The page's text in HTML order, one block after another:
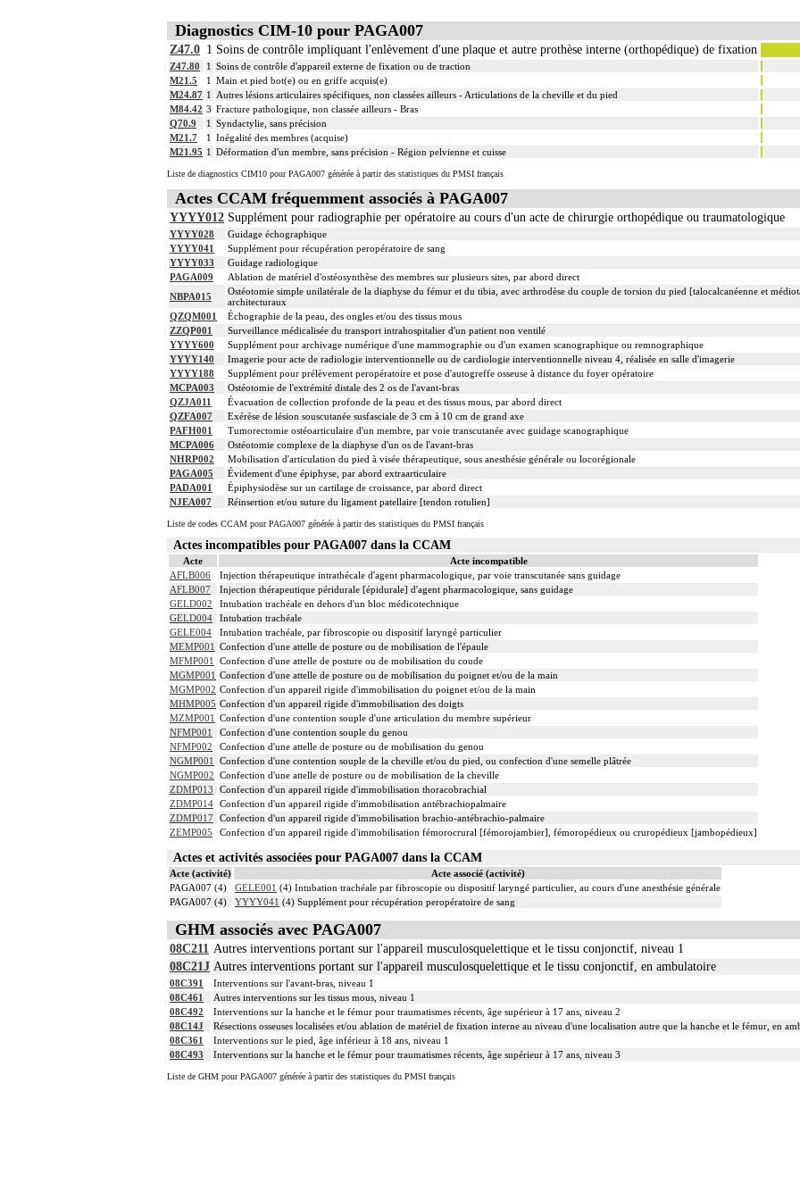
Diagnostics CIM-10 pour PAGA007
Z47.0 1 Soins de contrôle impliquant l'enlèvement d'une plaque et autre prothèse interne (orthopédique) de fixation
Z47.80 1 Soins de contrôle d'appareil externe de fixation ou de traction
M21.5
1 Main et pied bot(e) ou en griffe acquis(e)
M24.87 1
Autres lésions articulaires spécifiques, non classées ailleurs - Articulations de la cheville et du pied
M84.42 3 Fracture pathologique, non classée ailleurs - Bras
Q70.9
1 Syndactylie, sans précision
M21.7
1 Inégalité des membres (acquise)
M21.95 1 Déformation d'un membre, sans précision - Région pelvienne et cuisse
Liste de diagnostics CIM10 pour PAGA007 générée à partir des statistiques du PMSI français
Actes CCAM fréquemment associés à PAGA007
YYYY012 Supplément pour radiographie per opératoire au cours d'un acte de chirurgie orthopédique ou traumatologique
YYYY028
Guidage échographique
YYYY041
Supplément pour récupération peropératoire de sang
YYYY033
Guidage radiologique
PAGA009
Ablation de matériel d'ostéosynthèse des membres sur plusieurs sites, par abord direct
NBPA015
Ostéotomie simple unilatérale de la diaphyse du fémur et du tibia, avec arthrodèse du couple de torsion du pied [talocalcanéenne et
architecturaux
QZQM001
Échographie de la peau, des ongles et/ou des tissus mous
ZZQP001
Surveillance médicalisée du transport intrahospitalier d'un patient non ventilé
YYYY600
Supplément pour archivage numérique d'une mammographie ou d'un examen scanographique ou remnographique
YYYY140
Imagerie pour acte de radiologie interventionnelle ou de cardiologie interventionnelle niveau 4, réalisée en salle d'imagerie
YYYY188
Supplément pour prélèvement peropératoire et pose d'autogreffe osseuse à distance du foyer opératoire
MCPA003
Ostéotomie de l'extrémité distale des 2 os de l'avant-bras
QZJA011
Évacuation de collection profonde de la peau et des tissus mous, par abord direct
QZFA007
Exérèse de lésion souscutanée susfasciale de 3 cm à 10 cm de grand axe
PAFH001
Tumorectomie ostéoarticulaire d'un membre, par voie transcutanée avec guidage scanographique
MCPA006
Ostéotomie complexe de la diaphyse d'un os de l'avant-bras
NHRP002
Mobilisation d'articulation du pied à visée thérapeutique, sous anesthésie générale ou locorégionale
PAGA005
Évidement d'une épiphyse, par abord extraarticulaire
PADA001
Épiphysiodèse sur un cartilage de croissance, par abord direct
NJEA007
Réinsertion et/ou suture du ligament patellaire [tendon rotulien]
Liste de codes CCAM pour PAGA007 générée à partir des statistiques du PMSI français
Actes incompatibles pour PAGA007 dans la CCAM
Acte
Acte incompatible
AFLB006
Injection thérapeutique intrathécale d'agent pharmacologique, par voie transcutanée sans guidage
AFLB007
Injection thérapeutique péridurale [épidurale] d'agent pharmacologique, sans guidage
GELD002
Intubation trachéale en dehors d'un bloc médicotechnique
GELD004
Intubation trachéale
GELE004
Intubation trachéale, par fibroscopie ou dispositif laryngé particulier
MEMP001 Confection d'une attelle de posture ou de mobilisation de l'épaule
MFMP001 Confection d'une attelle de posture ou de mobilisation du coude
MGMP001 Confection d'une attelle de posture ou de mobilisation du poignet et/ou de la main
MGMP002 Confection d'un appareil rigide d'immobilisation du poignet et/ou de la main
MHMP005 Confection d'un appareil rigide d'immobilisation des doigts
MZMP001 Confection d'une contention souple d'une articulation du membre supérieur
NFMP001
Confection d'une contention souple du genou
NFMP002
Confection d'une attelle de posture ou de mobilisation du genou
NGMP001 Confection d'une contention souple de la cheville et/ou du pied, ou confection d'une semelle plâtrée
NGMP002 Confection d'une attelle de posture ou de mobilisation de la cheville
ZDMP013
Confection d'un appareil rigide d'immobilisation thoracobrachial
ZDMP014 Confection d'un appareil rigide d'immobilisation antébrachiopalmaire
ZDMP017
Confection d'un appareil rigide d'immobilisation brachio-antébrachio-palmaire
ZEMP005
Confection d'un appareil rigide d'immobilisation fémorocrural [fémorojambier], fémoropédieux ou cruropédieux [jambopédieux]
Actes et activités associées pour PAGA007 dans la CCAM
Acte (activité)
Acte associé (activité)
PAGA007 (4)
GELE001 (4) Intubation trachéale par fibroscopie ou dispositif laryngé particulier, au cours d'une anesthésie générale
PAGA007 (4)
YYYY041 (4) Supplément pour récupération peropératoire de sang
GHM associés avec PAGA007
08C211 Autres interventions portant sur l'appareil musculosquelettique et le tissu conjonctif, niveau 1
08C21J Autres interventions portant sur l'appareil musculosquelettique et le tissu conjonctif, en ambulatoire
08C391
Interventions sur l'avant-bras, niveau 1
08C461
Autres interventions sur les tissus mous, niveau 1
08C492
Interventions sur la hanche et le fémur pour traumatismes récents, âge supérieur à 17 ans, niveau 2
08C14J
Résections osseuses localisées et/ou ablation de matériel de fixation interne au niveau d'une localisation autre que la hanche et le fémur, en
08C361
Interventions sur le pied, âge inférieur à 18 ans, niveau 1
08C493
Interventions sur la hanche et le fémur pour traumatismes récents, âge supérieur à 17 ans, niveau 3
Liste de GHM pour PAGA007 générée à partir des statistiques du PMSI français